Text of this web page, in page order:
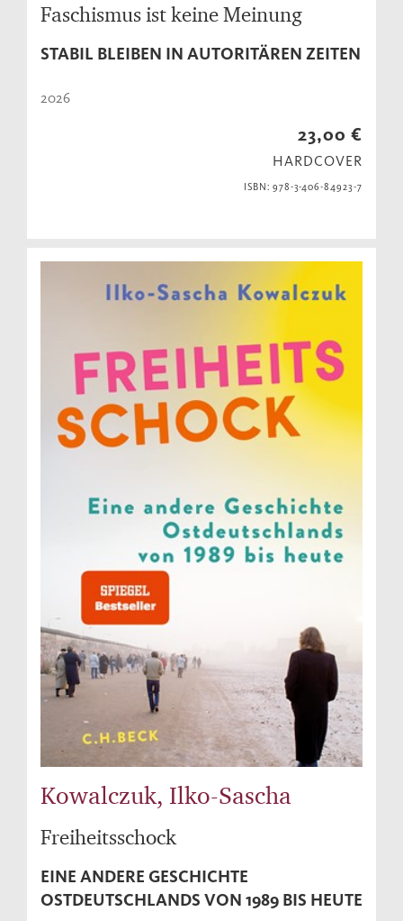
Faschismus ist keine Meinung
STABIL BLEIBEN IN AUTORITÄREN ZEITEN
2026
23,00 €
HARDCOVER
ISBN: 978-3-406-84923-7
Kowalczuk, Ilko-Sascha
Freiheitsschock
EINE ANDERE GESCHICHTE
OSTDEUTSCHLANDS VON 1989 BIS HEUTE